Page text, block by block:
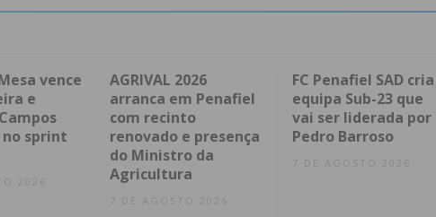
vence
e
no sprint
2026
AGRIVAL 2026
arranca em Penafiel
com recinto
renovado e presença
do Ministro da
Agricultura
7 DE AGOSTO 2026
FC Penafiel SAD cria
equipa Sub-23 que
vai ser liderada por
Pedro Barroso
7 DE AGOSTO 2026